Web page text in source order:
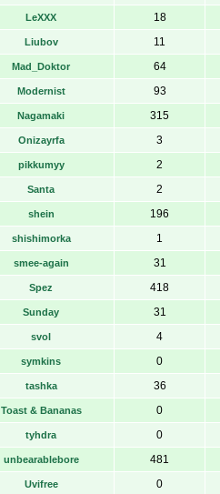
LeXXX 18
Liubov 11
Mad_Doktor 64
Modernist 93
Nagamaki 315
Onizayrfa 3
pikkumyy 2
Santa 2
shein 196
shishimorka 1
smee-again 31
Spez 418
Sunday 31
svol 4
symkins 0
tashka 36
Toast & Bananas 0
tyhdra 0
unbearablebore 481
Uvifree 0